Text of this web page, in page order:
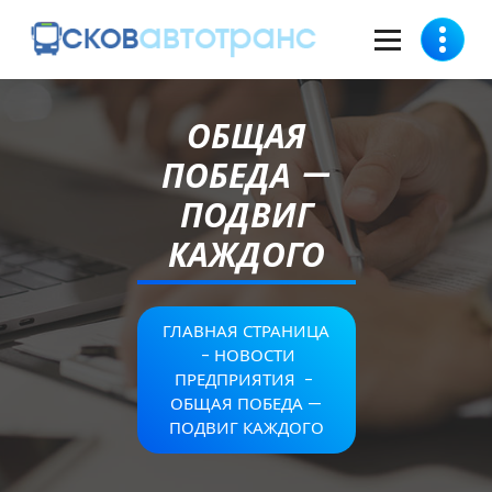
ОБЩАЯ
ПОБЕДА —
ПОДВИГ
КАЖДОГО
ГЛАВНАЯ СТРАНИЦА
- НОВОСТИ
ПРЕДПРИЯТИЯ -
ОБЩАЯ ПОБЕДА —
ПОДВИГ КАЖДОГО